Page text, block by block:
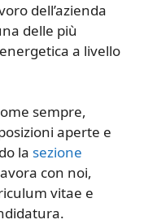
dell’azienda
delle più
a livello
sempre,
aperte e
la sezione
con noi,
vitae e